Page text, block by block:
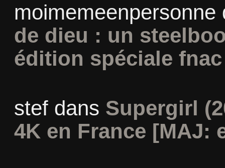
moimemeenpersonne
de dieu : un
édition spéciale
stefdans Supergirl
4K en France [MAJ: